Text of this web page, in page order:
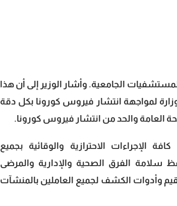
الجامعية. وأشار الوزير إلى أن هذا
الوزارة لمواجهة انتشار فيروس كورونا بكل دقة
العامة والحد من انتشار فيروس كورونا.
الإجراءات الاحترازية والوقائية بجميع
سلامة الفرق الصحية والإدارية والمرضى
وأدوات الكشف لجميع العاملين بالمنشآت